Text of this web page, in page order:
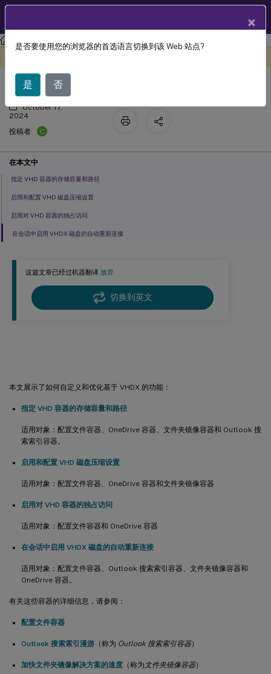
Profile Management Profile Management 2311
这篇文章已经过机器翻译.放弃
切换到英文
本文展示了如何自定义和优化基于 VHDX 的功能：
指定 VHD 容器的存储容量和路径
适用对象：配置文件容器、OneDrive 容器、文件夹镜像容器和 Outlook 搜
索索引容器。
启用和配置 VHD 磁盘压缩设置
适用对象：配置文件容器、OneDrive 容器和文件夹镜像容器
启用对 VHD 容器的独占访问
适用对象：配置文件容器和 OneDrive 容器
在会话中启用 VHDX 磁盘的自动重新连接
适用对象：配置文件容器、Outlook 搜索索引容器、文件夹镜像容器和
OneDrive 容器。
有关这些容器的详细信息，请参阅：
配置文件容器
Outlook 搜索索引漫游 （称为 Outlook 搜索索引容器）
加快文件夹镜像解决方案的速度 （称为 文件夹镜像容器）
配置 VHD 设置
October 17,
2024
投稿者:
C
在本文中
指定 VHD 容器的存储容量和路径
启用和配置 VHD 磁盘压缩设置
启用对 VHD 容器的独占访问
在会话中启用 VHDX 磁盘的自动重新连接
×
是否要使用您的浏览器的首选语言切换到该 Web 站点?
是 否